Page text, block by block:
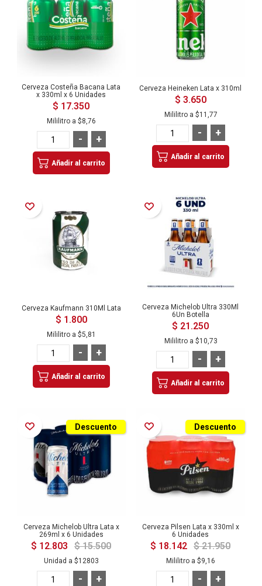
Cerveza Costeña Bacana Lata
x 330ml x 6 Unidades
$ 17.350
Mililitro a $8,76
+
-
Añadir al carrito
Cerveza Heineken Lata x 310ml
$ 3.650
Mililitro a $11,77
+
-
Añadir al carrito
Añadir a la Lista de Deseos
Cerveza Kaufmann 310Ml Lata
$ 1.800
Mililitro a $5,81
+
-
Añadir al carrito
Añadir a la Lista de Deseos
Cerveza Michelob Ultra 330Ml
6Un Botella
$ 21.250
Mililitro a $10,73
+
-
Añadir al carrito
Añadir a la Lista de Deseos
Cerveza Michelob Ultra Lata x
269ml x 6 Unidades
$ 12.803
Descuento
$ 15.500
Unidad a $12803
+
-
Añadir a la Lista de Deseos
Cerveza Pilsen Lata x 330ml x
6 Unidades
$ 18.142
Descuento
$ 21.950
Mililitro a $9,16
+
-